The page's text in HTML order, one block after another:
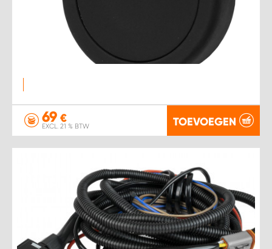
69 €
EXCL. 21 % BTW TOEVOEGEN